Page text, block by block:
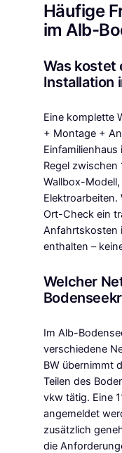
Häufige
im Alb-
Was kostet
Installation
Eine komplette
+ Montage +
Regel
Wallbox-
Elektroarbeiten.
Ort-Check ein
Anfahrtskosten
enthalten –
Welcher
Im Alb-
verschiedene
BW übernimmt
Teilen des
vkw tätig. Eine
angemeldet
zusätzlich
die